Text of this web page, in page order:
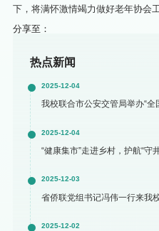
下，将满怀激情竭力做好老年协会
分享至：
热点新闻
2025-12-04
我校联合市公安交管局举办“全
2025-12-04
“健康集市”走进乡村，护航“守
2025-12-03
省侨联党组书记冯伟一行来我
2025-12-02